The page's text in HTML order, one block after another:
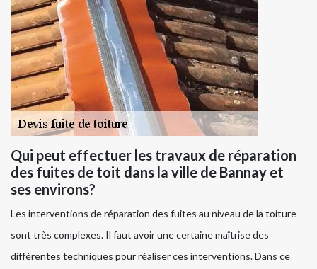
Qui peut effectuer les travaux de réparation
des fuites de toit dans la ville de Bannay et
ses environs?
Les interventions de réparation des fuites au niveau de la toiture
sont très complexes. Il faut avoir une certaine maîtrise des
différentes techniques pour réaliser ces interventions. Dans ce